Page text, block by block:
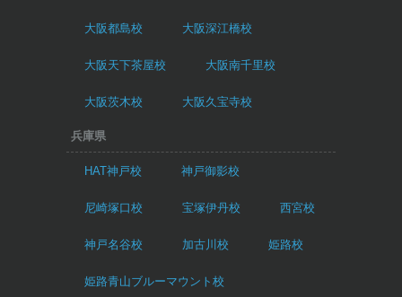
大阪都島校 大阪深江橋校
大阪天下茶屋校 大阪南千里校
大阪茨木校 大阪久宝寺校
兵庫県
HAT神戸校 神戸御影校
尼崎塚口校 宝塚伊丹校 西宮校
神戸名谷校 加古川校 姫路校
姫路青山ブルーマウント校